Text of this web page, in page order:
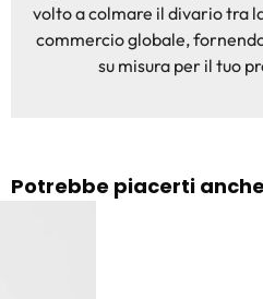
volto a colmare il divario tra
commercio globale,
su misura per il tuo
Potrebbe piacerti anche